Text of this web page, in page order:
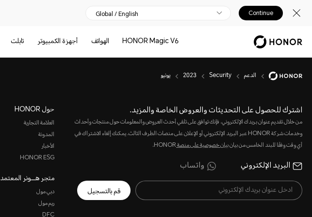
Global / English Continue
HONOR Magic V6 الهواتف أجهزة الكمبيوتر تابلت
الدعم Security
2023 يونيو
اشترك للحصول على التحديثات والعروض الخاصة والمزيد.
من خلال تقديم عنوان بريدك الإلكتروني، فإنك توافق على تلقي أحدث العروض والمعلومات حول منتجات وأحداث
وخدمات شركة HONOR عبر البريد الإلكتروني أو الإعلان على منصات الطرف الثالث. يمكنك إلغاء الاشتراك في
أي وقت وفقًا للبند الخامس من بيانبيان خصوصية على منصةHONOR.
البريد الإلكتروني واتساب
قم بالتسجيل
حول HONOR
العلامة التجارية
المدونة
الأخبار
HONOR ESG
متجر هـــونر المعتمد
دبي مول
ريم مول